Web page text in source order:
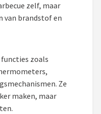
zelf, maar
van brandstof en
functies zoals
Ze
maken, maar